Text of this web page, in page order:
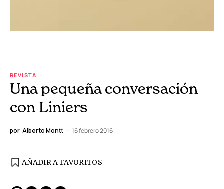
REVISTA
Una pequeña conversación
con Liniers
por Alberto Montt 16 febrero 2016
AÑADIR A FAVORITOS